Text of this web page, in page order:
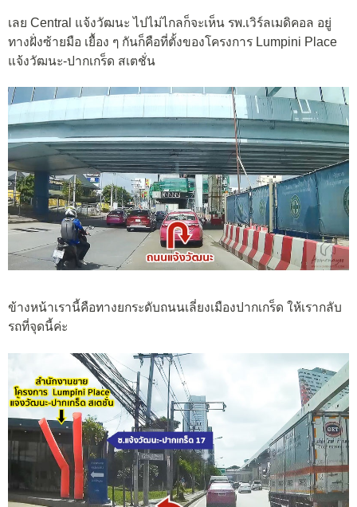
เลย Central แจ้งวัฒนะ ไปไม่ไกลก็จะเห็น รพ.เวิร์ลเมดิคอล อยู่
ทางฝั่งซ้ายมือ เยื้อง ๆ กันก็คือที่ตั้งของโครงการ Lumpini Place
แจ้งวัฒนะ-ปากเกร็ด สเตชั่น
ข้างหน้าเรานี้คือทางยกระดับถนนเลี่ยงเมืองปากเกร็ด ให้เรากลับ
รถที่จุดนี้ค่ะ